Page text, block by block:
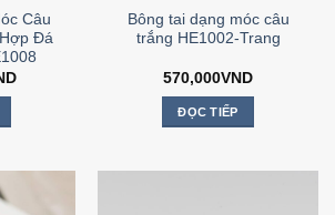
Câu
Đá
Bông tai dạng móc câu
trắng HE1002-Trang
570,000VND
ĐỌC TIẾP